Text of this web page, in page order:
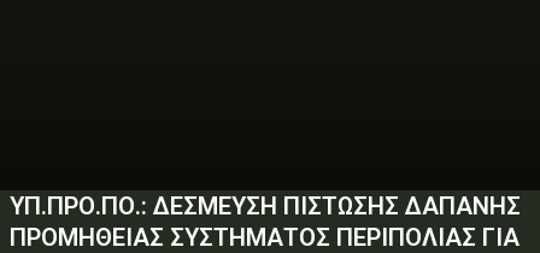
ΥΠ.ΠΡΟ.ΠΟ.: ΔΕΣΜΕΥΣΗ ΠΙΣΤΩΣΗΣ ΔΑΠΑΝΗΣ
ΠΡΟΜΗΘΕΙΑΣ ΣΥΣΤΗΜΑΤΟΣ ΠΕΡΙΠΟΛΙΑΣ ΓΙΑ